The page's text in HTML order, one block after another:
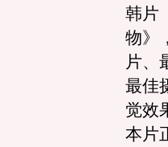
韩片
物》
片、
最佳
觉效
本片